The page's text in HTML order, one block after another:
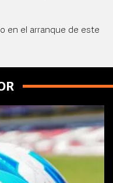
en el arranque de este